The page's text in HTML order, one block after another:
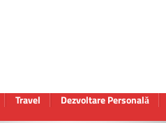
Travel Dezvoltare Personală